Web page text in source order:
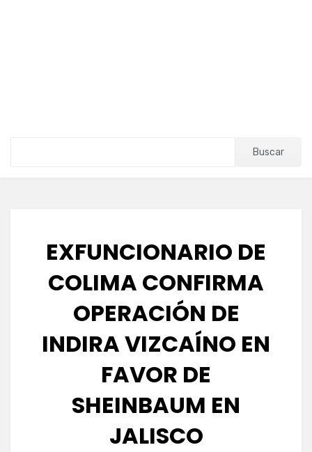
Buscar
EXFUNCIONARIO DE
COLIMA CONFIRMA
OPERACIÓN DE
INDIRA VIZCAÍNO EN
FAVOR DE
SHEINBAUM EN
JALISCO